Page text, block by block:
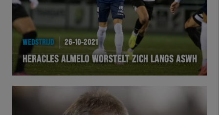
WEDSTRIJD 26-10-2021
HERACLES ALMELO WORSTELT ZICH LANGS ASWH